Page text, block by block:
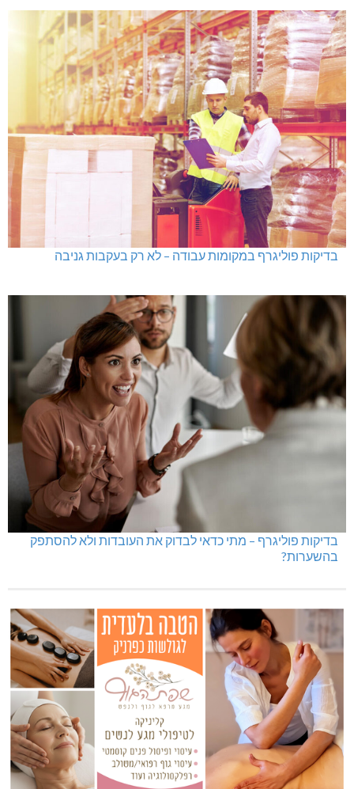
בדיקות פוליגרף במקומות עבודה – לא רק בעקבות גניבה
בדיקות פוליגרף – מתי כדאי לבדוק את העובדות ולא להסתפק
בהשערות?